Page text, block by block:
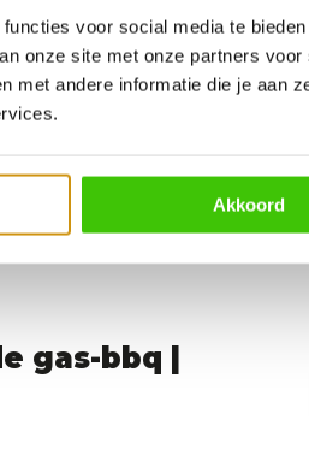
voor social media te
onze site met onze partners voor
met andere informatie die je aan
Akkoord
gas-bbq |